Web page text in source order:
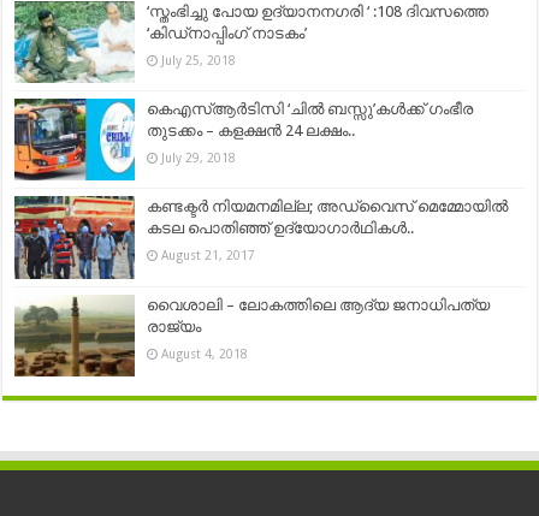
‘സ്തംഭിച്ചു പോയ ഉദ്യാനനഗരി ‘ :108 ദിവസത്തെ
‘കിഡ്നാപ്പിംഗ് നാടകം’
July 25, 2018
കെഎസ്ആർടിസി ‘ചിൽ ബസ്സു’കൾക്ക് ഗംഭീര
തുടക്കം – കളക്ഷൻ 24 ലക്ഷം..
July 29, 2018
കണ്ടക്ടര്‍ നിയമനമില്ല; അഡ്വൈസ് മെമ്മോയില്‍
കടല പൊതിഞ്ഞ് ഉദ്യോഗാര്‍ഥികള്‍..
August 21, 2017
വൈശാലി – ലോകത്തിലെ ആദ്യ ജനാധിപത്യ
രാജ്യം
August 4, 2018